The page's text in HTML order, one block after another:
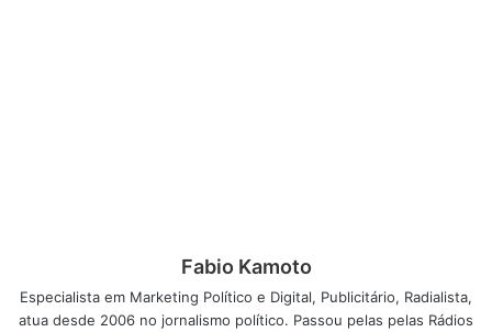
Fabio Kamoto
Especialista em Marketing Político e Digital, Publicitário, Radialista,
atua desde 2006 no jornalismo político. Passou pelas pelas Rádios